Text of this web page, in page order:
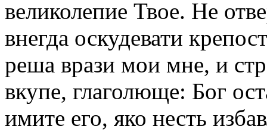
великолепие Твое. Не
внегда оскудевати
реша врази мои мне, и
вкупе, глаголюще: Бог
имите eго, яко несть